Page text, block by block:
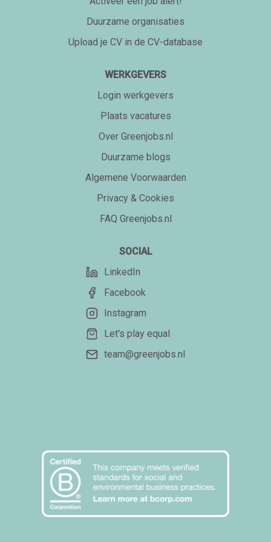
Duurzame organisaties
Upload je CV in de CV-database
WERKGEVERS
Login werkgevers
Plaats vacatures
Over Greenjobs.nl
Duurzame blogs
Algemene Voorwaarden
Privacy & Cookies
FAQ Greenjobs.nl
SOCIAL
LinkedIn
Facebook
Instagram
Let's play equal
team@greenjobs.nl